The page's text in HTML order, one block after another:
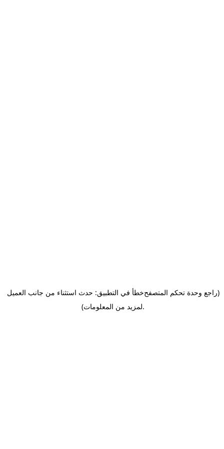
خطأ في التطبيق: حدث استثناء من جانب العميل(راجع وحدة تحكم المتصفح
لمزيد من المعلومات).